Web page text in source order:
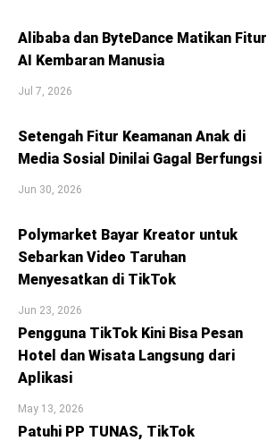
Alibaba dan ByteDance Matikan Fitur
AI Kembaran Manusia
Jul 7, 2026
Setengah Fitur Keamanan Anak di
Media Sosial Dinilai Gagal Berfungsi
Jun 30, 2026
Polymarket Bayar Kreator untuk
Sebarkan Video Taruhan
Menyesatkan di TikTok
Jun 23, 2026
Pengguna TikTok Kini Bisa Pesan
Hotel dan Wisata Langsung dari
Aplikasi
May 13, 2026
Patuhi PP TUNAS, TikTok